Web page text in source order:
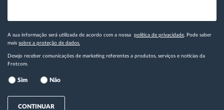
A sua informação será utilizada de acordo com a nossa política de privacidade . Pode saber
mais sobre a proteção de dados.
Desejo receber comunicações de marketing referentes a produtos, serviços e notícias da
Frotcom.
Sim Não
CONTINUAR